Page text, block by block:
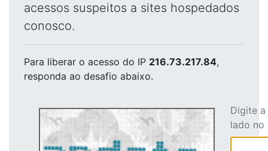
acessos suspeitos a sites hospedados
conosco.
Para liberar o acesso do IP 216.73.217.84,
responda ao desafio abaixo.
Digite
lado no